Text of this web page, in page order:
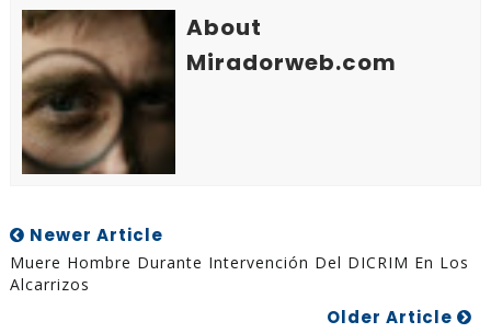
About
Miradorweb.com
Newer Article
Muere Hombre Durante Intervención Del DICRIM En Los
Alcarrizos
Older Article